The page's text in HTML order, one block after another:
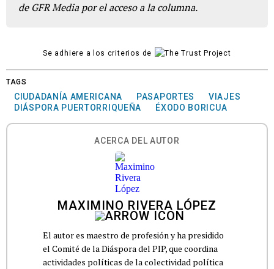
de GFR Media por el acceso a la columna.
Se adhiere a los criterios de
TAGS
CIUDADANÍA AMERICANA PASAPORTES
VIAJES
DIÁSPORA PUERTORRIQUEÑA
ÉXODO BORICUA
ACERCA DEL AUTOR
MAXIMINO RIVERA LÓPEZ
El autor es maestro de profesión y ha presidido
el Comité de la Diáspora del PIP, que coordina
actividades políticas de la colectividad política